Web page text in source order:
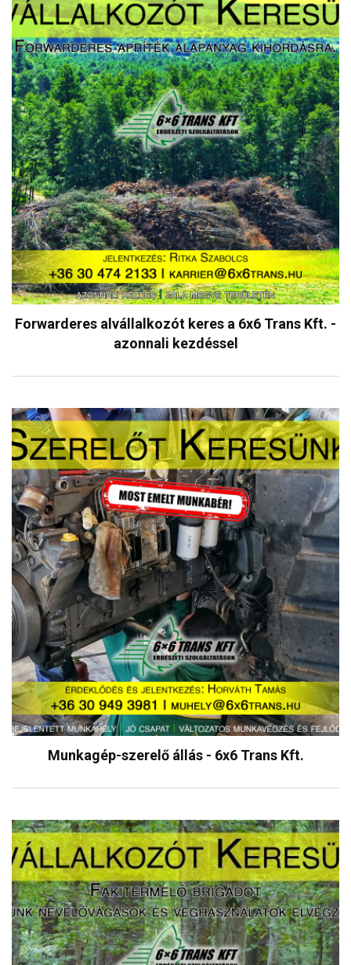
Forwarderes alvállalkozót keres a 6x6 Trans Kft. -
azonnali kezdéssel
Munkagép-szerelő állás - 6x6 Trans Kft.